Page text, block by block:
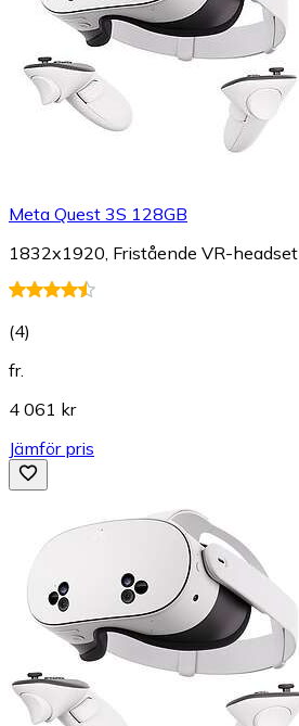
Meta Quest 3S 128GB
1832x1920, Fristående VR-headset
(4)
fr.
4 061 kr
Jämför pris